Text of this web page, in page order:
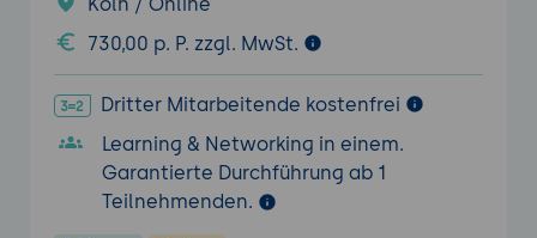
730,00 p. P. zzgl. MwSt.
Dritter Mitarbeitende kostenfrei
Learning & Networking in einem.
Garantierte Durchführung ab 1
Teilnehmenden.